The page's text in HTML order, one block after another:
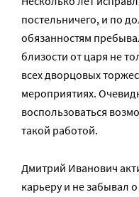
постельничего, и по
обязанностям
близости от царя не
всех дворцовых
мероприятиях.
воспользоваться
такой работой.
Дмитрий Иванович
карьеру и не забывал